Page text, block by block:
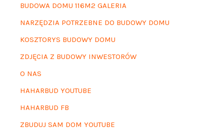
BUDOWA DOMU 116M2 GALERIA
NARZĘDZIA POTRZEBNE DO BUDOWY DOMU
KOSZTORYS BUDOWY DOMU
ZDJĘCIA Z BUDOWY INWESTORÓW
O NAS
HAHARBUD YOUTUBE
HAHARBUD FB
ZBUDUJ SAM DOM YOUTUBE